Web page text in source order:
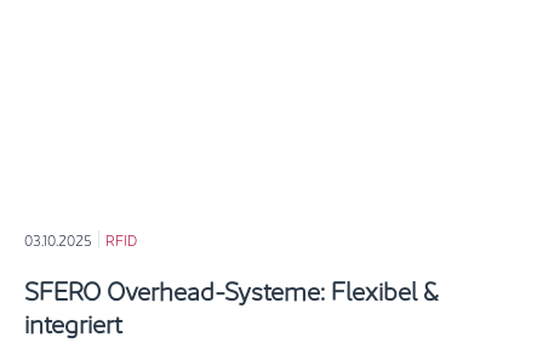
03.10.2025 RFID
SFERO Overhead-Systeme: Flexibel &
integriert